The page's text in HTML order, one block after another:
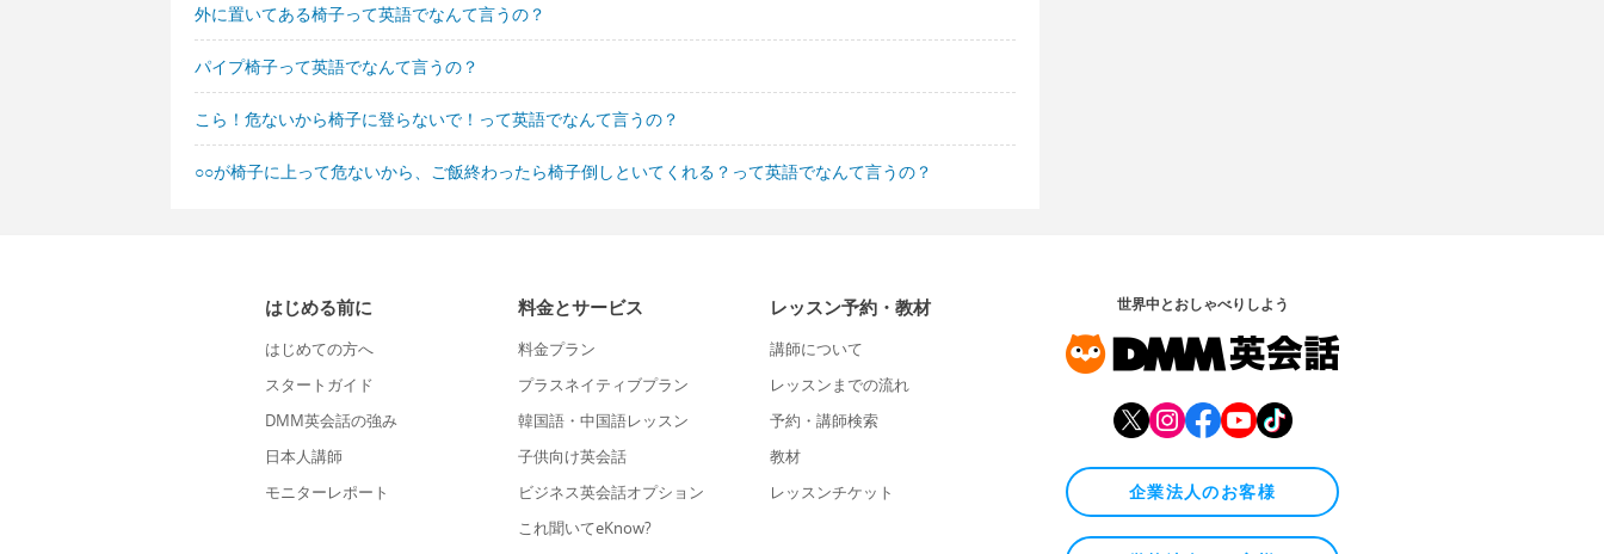
外に置いてある椅子って英語でなんて言うの？
パイプ椅子って英語でなんて言うの？
こら！危ないから椅子に登らないで！って英語でなんて言うの？
○○が椅子に上って危ないから、ご飯終わったら椅子倒しといてくれる？って英語でなんて言うの？
はじめる前に
はじめての方へ
スタートガイド
DMM英会話の強み
日本人講師
モニターレポート
料金とサービス
料金プラン
プラスネイティブプラン
韓国語・中国語レッスン
子供向け英会話
ビジネス英会話オプション
これ聞いてeKnow?
レッスン予約・教材
講師について
レッスンまでの流れ
予約・講師検索
教材
レッスンチケット
世界中とおしゃべりしよう
企業法人のお客様